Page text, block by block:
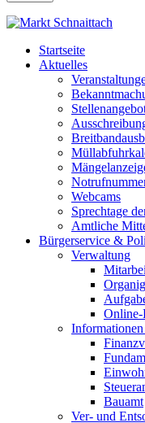
Startseite
Aktuelles
Webcams
Sprechtage
Amtliche
Bürgerservice &
Verwaltung
Online-
Bauamt
Ver- und